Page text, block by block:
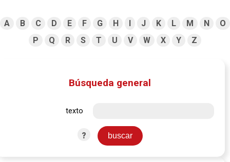
A B C D E F G H I J K L M N
O
P
Q R S T U V W X Y Z
Búsqueda general
texto
?